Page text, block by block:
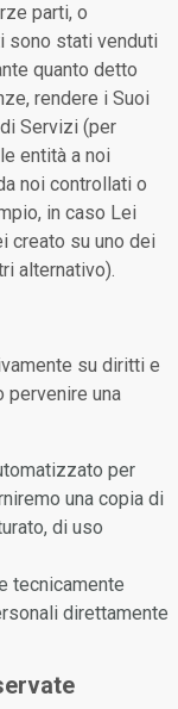
parti, o
sono stati venduti
quanto detto
rendere i Suoi
Servizi (per
entità a noi
noi controllati o
in caso Lei
creato su uno dei
alternativo).
su diritti e
pervenire una
per
una copia di
di uso
tecnicamente
direttamente